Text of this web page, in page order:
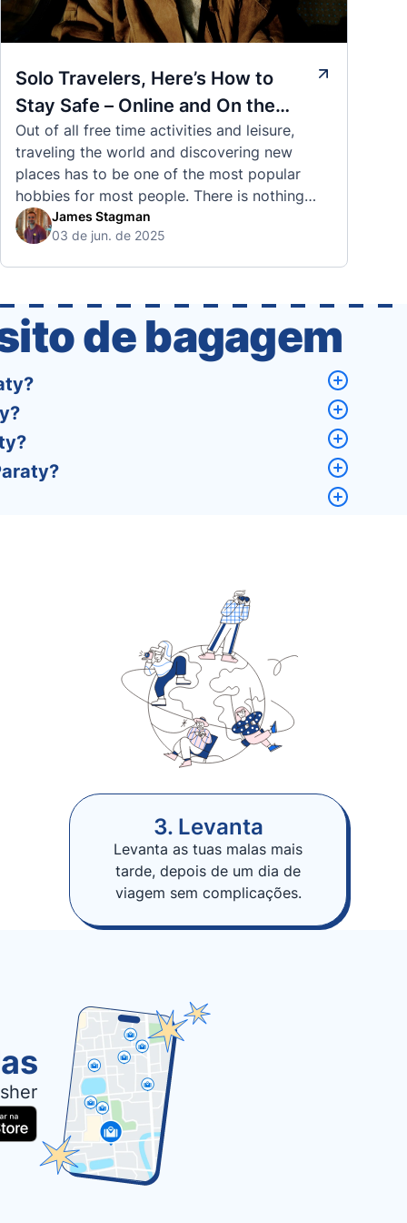
Solo Travelers, Here’s How to
Stay Safe – Online and On the
Road
Out of all free time activities and leisure,
traveling the world and discovering new
places has to be one of the most popular
hobbies for most people. There is nothing
quite like visiting a brand new city, country,
or region and experiencing the culture, the
James Stagman
03 de jun. de 2025
de bagagem
3. Levanta
Levanta as tuas malas mais
tarde, depois de um dia de
viagem sem complicações.